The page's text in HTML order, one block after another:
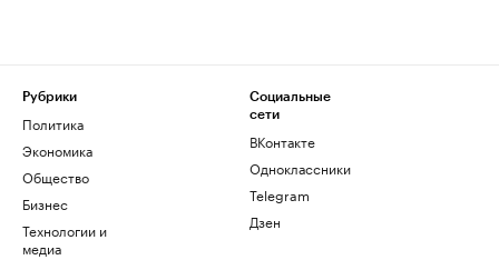
Рубрики
Политика
Экономика
Общество
Бизнес
Технологии и
медиа
Социальные
сети
ВКонтакте
Одноклассники
Telegram
Дзен